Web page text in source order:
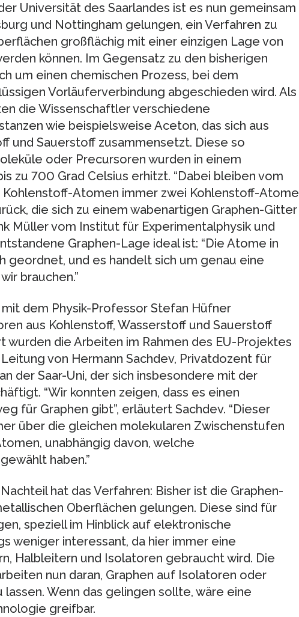
Universität des Saarlandes ist es nun gemeinsam
und Nottingham gelungen, ein Verfahren zu
großflächig mit einer einzigen Lage von
können. Im Gegensatz zu den bisherigen
um einen chemischen Prozess, bei dem
Vorläuferverbindung abgeschieden wird. Als
die Wissenschaftler verschiedene
wie beispielsweise Aceton, das sich aus
und Sauerstoff zusammensetzt. Diese so
oder Precursoren wurden in einem
zu 700 Grad Celsius erhitzt. “Dabei bleiben vom
Atomen immer zwei Kohlenstoff-Atome
die sich zu einem wabenartigen Graphen-Gitter
Müller vom Institut für Experimentalphysik und
Graphen-Lage ideal ist: “Die Atome in
geordnet, und es handelt sich um genau eine
brauchen.”
dem Physik-Professor Stefan Hüfner
aus Kohlenstoff, Wasserstoff und Sauerstoff
die Arbeiten im Rahmen des EU-Projektes
von Hermann Sachdev, Privatdozent für
der Saar-Uni, der sich insbesondere mit der
“Wir konnten zeigen, dass es einen
für Graphen gibt”, erläutert Sachdev. “Dieser
über die gleichen molekularen Zwischenstufen
unabhängig davon, welche
haben.”
hat das Verfahren: Bisher ist die Graphen-
Oberflächen gelungen. Diese sind für
speziell im Hinblick auf elektronische
weniger interessant, da hier immer eine
Halbleitern und Isolatoren gebraucht wird. Die
nun daran, Graphen auf Isolatoren oder
lassen. Wenn das gelingen sollte, wäre eine
greifbar.